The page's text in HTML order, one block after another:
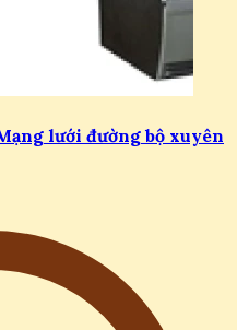
lưới đường bộ xuyên